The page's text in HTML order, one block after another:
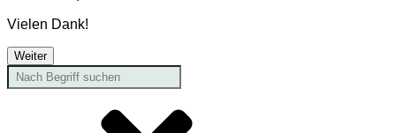
Vielen Dank!
Weiter